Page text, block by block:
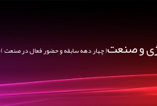
و صنعت( چهار دهه سابقه و حضور فعال در صنعت )